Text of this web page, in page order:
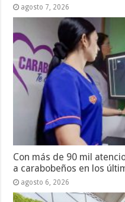
agosto 7, 2026
Con más de 90 mil
a carabobeños en los
agosto 6, 2026